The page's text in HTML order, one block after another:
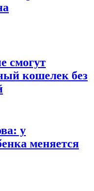
смогут
кошелек без
у
меняется